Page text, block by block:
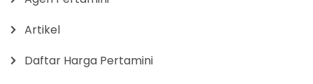
Artikel
Daftar Harga Pertamini